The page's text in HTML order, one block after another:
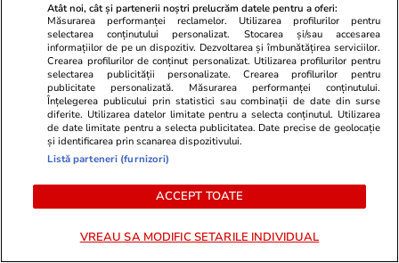
Sunt de acord cu regulile comunitatii
Atât noi, cât și partenerii noștri prelucrăm datele pentru a oferi:
Măsurarea performanței reclamelor. Utilizarea profilurilor pentru
selectarea conținutului personalizat. Stocarea și/sau accesarea
informațiilor de pe un dispozitiv. Dezvoltarea și îmbunătățirea serviciilor.
Crearea profilurilor de conținut personalizat. Utilizarea profilurilor pentru
selectarea publicității personalizate. Crearea profilurilor pentru
publicitate personalizată. Măsurarea performanței conținutului.
Înțelegerea publicului prin statistici sau combinații de date din surse
diferite. Utilizarea datelor limitate pentru a selecta conținutul. Utilizarea
de date limitate pentru a selecta publicitatea. Date precise de geolocație
și identificarea prin scanarea dispozitivului.
Listă parteneri (furnizori)
ACCEPT TOATE
VREAU SA MODIFIC SETARILE INDIVIDUAL